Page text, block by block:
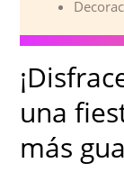
una
más